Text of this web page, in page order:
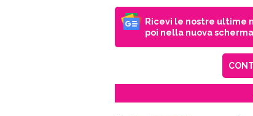
Ricevi le nostre ultime
poi nella nuova